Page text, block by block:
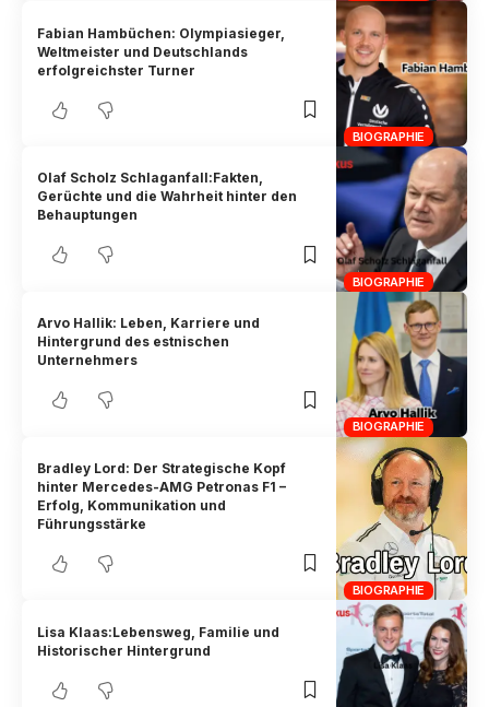
BIOGRAPHIE
Fabian Hambüchen: Olympiasieger,
Weltmeister und Deutschlands
erfolgreichster Turner
BIOGRAPHIE
Olaf Scholz Schlaganfall:Fakten,
Gerüchte und die Wahrheit hinter den
Behauptungen
BIOGRAPHIE
Arvo Hallik: Leben, Karriere und
Hintergrund des estnischen
Unternehmers
BIOGRAPHIE
Bradley Lord: Der Strategische Kopf
hinter Mercedes-AMG Petronas F1 –
Erfolg, Kommunikation und
Führungsstärke
Lisa Klaas:Lebensweg, Familie und
Historischer Hintergrund